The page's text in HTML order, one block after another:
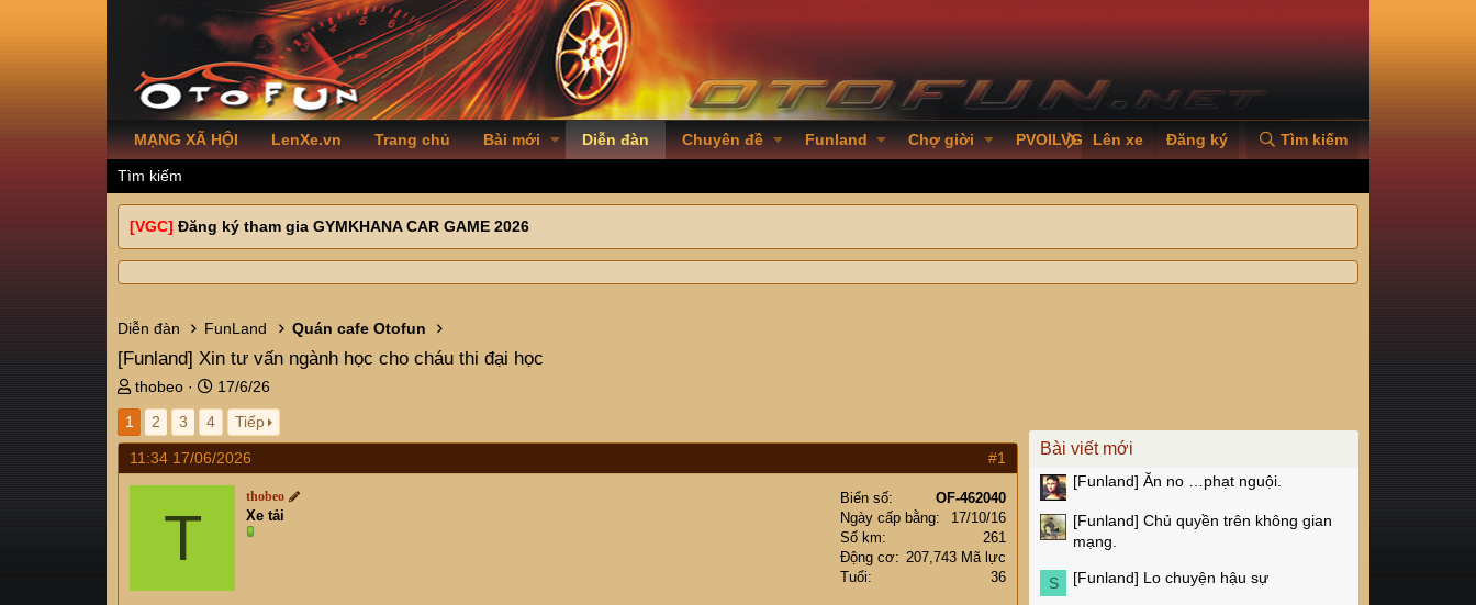
MẠNG XÃ HỘI LenXe.vn Trang chủ Bài mới Diễn đàn Chuyên đề Funland Chợ giời PVOILVGC2026
Lên xe Đăng ký Tìm kiếm
Tìm kiếm
[VGC] Đăng ký tham gia GYMKHANA CAR GAME 2026
Diễn đàn FunLand Quán cafe Otofun
[Funland] Xin tư vấn ngành học cho cháu thi đại học
T
h
e
a
d
t
thobeo
N
g
y
g
ử
17/6/26
1
2 3 4 Tiếp
11:34 17/06/2026 #1
T
thobeo
Xe tải
Biển số
OF-462040
Ngày cấp bằng
17/10/16
Số km
261
Động cơ
207,743 Mã lực
Tuổi
36
Bài viết mới
[Funland] Ăn no …phạt nguội.
[Funland] Chủ quyền trên không gian
mạng.
S [Funland] Lo chuyện hậu sự